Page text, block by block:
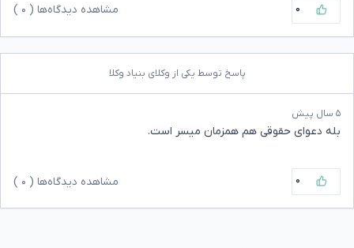
۰ مشاهده دیدگاه‌ها ( ۰
پاسخ توسط یکی از وکلای بنیاد وکلا
۵ سال پیش
بله دعوای حقوقی هم همزمان میسر است.
۰ مشاهده دیدگاه‌ها ( ۰